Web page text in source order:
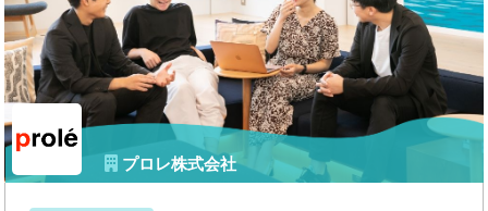
プロレ株式会社